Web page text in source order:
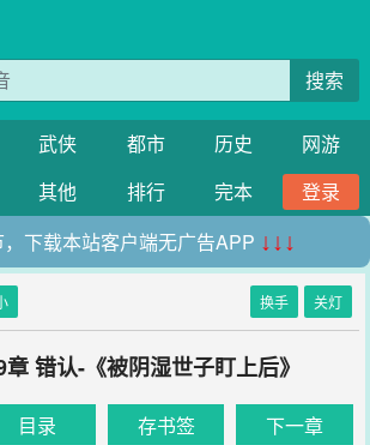
搜索
武侠 都市 历史
网游
其他 排行 完本
登录
下载本站客户端无广告APP ↓↓↓
换手 关灯
错认-《被阴湿世子盯上后》
目录 存书签 下一章